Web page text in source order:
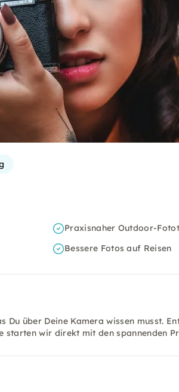
Praxisnaher Outdoor-
Bessere Fotos auf Reisen
über Deine Kamera wissen musst.
starten wir direkt mit den spannenden